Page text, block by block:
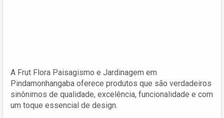
A Frut Flora Paisagismo e Jardinagem em
Pindamonhangaba oferece produtos que são verdadeiros
sinônimos de qualidade, excelência, funcionalidade e com
um toque essencial de design.